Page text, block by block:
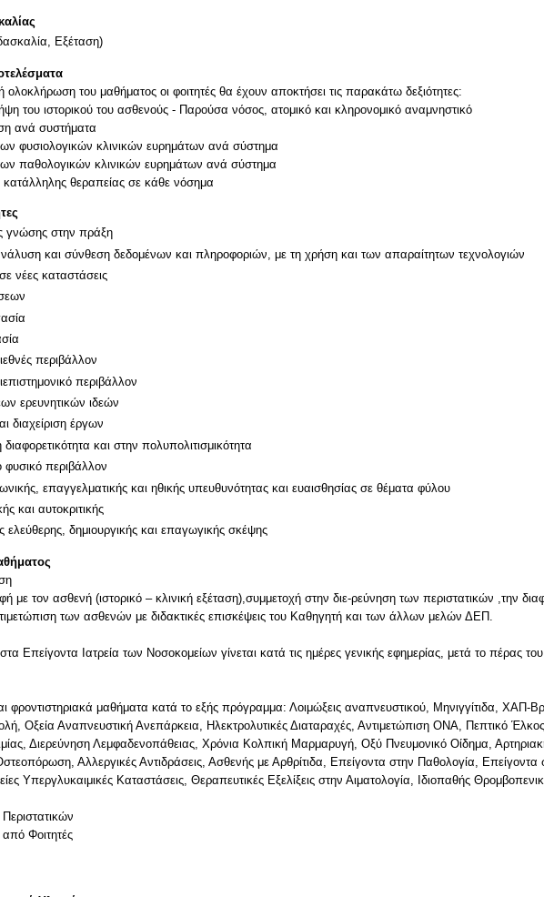
Εξέταση)
ολοκλήρωση του μαθήματος οι φοιτητές θα έχουν αποκτήσει τις παρακάτω δεξιότητες:
του ιστορικού του ασθενούς - Παρούσα νόσος, ατομικό και κληρονομικό αναμνηστικό
ανά συστήματα
φυσιολογικών κλινικών ευρημάτων ανά σύστημα
παθολογικών κλινικών ευρημάτων ανά σύστημα
γνώσης στην πράξη
και σύνθεση δεδομένων και πληροφοριών, με τη χρήση και των απαραίτητων τεχνολογιών
νέες καταστάσεις
περιβάλλον
περιβάλλον
ερευνητικών ιδεών
διαχείριση έργων
και στην πολυπολιτισμικότητα
περιβάλλον
επαγγελματικής και ηθικής υπευθυνότητας και ευαισθησίας σε θέματα φύλου
και αυτοκριτικής
ελεύθερης, δημιουργικής και επαγωγικής σκέψης
με τον ασθενή (ιστορικό – κλινική εξέταση),συμμετοχή στην διε-ρεύνηση των περιστατικών ,την
των ασθενών με διδακτικές επισκέψεις του Καθηγητή και των άλλων μελών ΔΕΠ.
Επείγοντα Ιατρεία των Νοσοκομείων γίνεται κατά τις ημέρες γενικής εφημερίας, μετά το πέρας
φροντιστηριακά μαθήματα κατά το εξής πρόγραμμα: Λοιμώξεις αναπνευστικού, Μηνιγγίτιδα, ΧΑΠ-
Οξεία Αναπνευστική Ανεπάρκεια, Ηλεκτρολυτικές Διαταραχές, Αντιμετώπιση ΟΝΑ, Πεπτικό
Διερεύνηση Λεμφαδενοπάθειας, Χρόνια Κολπική Μαρμαρυγή, Οξύ Πνευμονικό Οίδημα,
Αλλεργικές Αντιδράσεις, Ασθενής με Αρθρίτιδα, Επείγοντα στην Παθολογία, Επείγοντα
Υπεργλυκαιμικές Καταστάσεις, Θεραπευτικές Εξελίξεις στην Αιματολογία, Ιδιοπαθής
Φοιτητές